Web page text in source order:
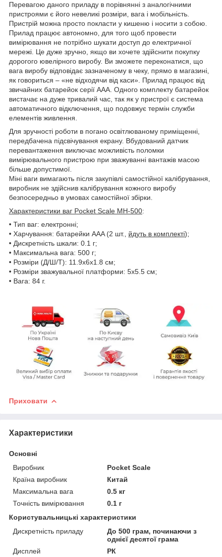
Перевагою даного приладу в порівнянні з аналогічними
пристроями є його невеликі розміри, вага і мобільність.
Пристрій можна просто покласти у кишеню і носити з собою.
Прилад працює автономно, для того щоб провести
вимірювання не потрібно шукати доступ до електричної
мережі. Це дуже зручно, якщо ви хочете здійснити покупку
дорогого ювелірного виробу. Ви зможете переконатися, що
вага виробу відповідає зазначеному в чеку, прямо в магазині,
як говориться – «не відходячи від каси». Прилад працює від
звичайних батарейок серії AAA. Одного комплекту батарейок
вистачає на дуже тривалий час, так як у пристрої є система
автоматичного відключення, що подовжує термін служби
елементів живлення.
Для зручності роботи в погано освітлюваному приміщенні,
передбачена підсвічування екрану. Вбудований датчик
перевантаження виключає можливість поломки
вимірювального пристрою при зважуванні вантажів масою
більше допустимої.
Міні ваги вимагають після закупівлі самостійної калібрування,
виробник не здійснив калібрування кожного виробу
безпосередньо в умовах самостійної збірки.
Характеристики ваг Pocket Scale MH-500:
• Тип ваг: електронні;
• Харчування: батарейки AAA (2 шт., йдуть в комплекті);
• Дискретність шкали: 0.1 г;
• Максимальна вага: 500 г;
• Розміри (Д/Ш/Т): 11.9x6x1.8 см;
• Розміри зважувальної платформи: 5x5.5 см;
• Вага: 84 г.
Приховати
Характеристики
Основні
Виробник
Pocket Scale
Країна виробник
Китай
Максимальна вага
0.5 кг
Точність вимірювання
0.1 г
Користувальницькі характеристики
Дискретність приладу
До 500 грам, починаючи з
однієї десятої грама
Дисплей
РК